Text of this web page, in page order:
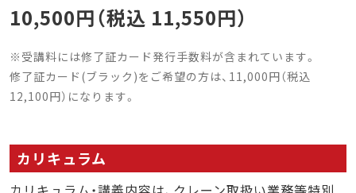
10,500円（税込 11,550円）
※受講料には修了証カード発行手数料が含まれています。
修了証カード(ブラック)をご希望の方は、11,000円（税込
12,100円）になります。
カリキュラム